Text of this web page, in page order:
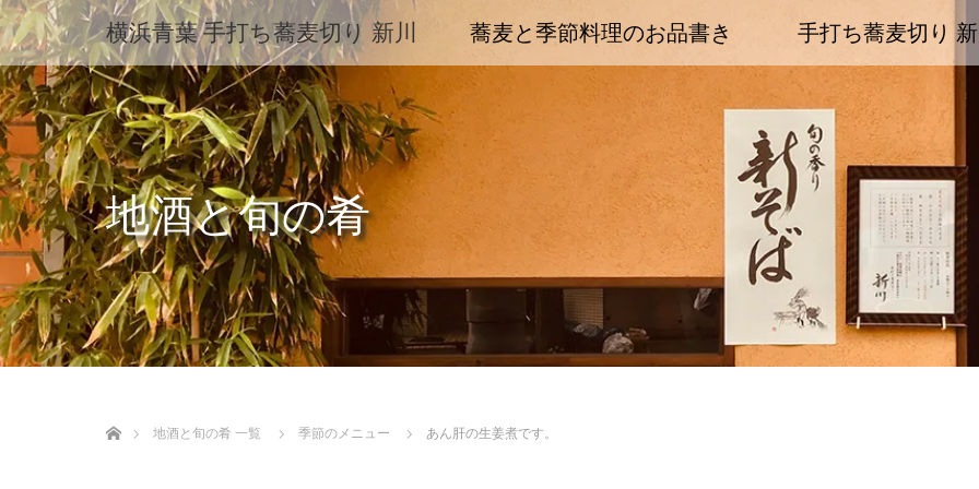
横浜青葉 手打ち蕎麦切り 新川 蕎麦と季節料理のお品書き 手打ち蕎麦切り
地酒と旬の肴
地酒と旬の肴 一覧
季節のメニュー あん肝の生姜煮です。